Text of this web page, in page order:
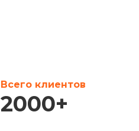
Всего клиентов
2000+